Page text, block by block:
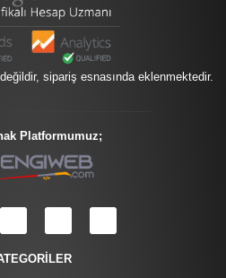
sipariş esnasında eklenmektedir.
Platformumuz;